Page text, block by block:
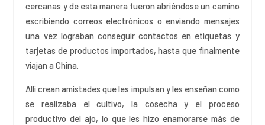
cercanas y de esta manera fueron abriéndose un camino
escribiendo correos electrónicos o enviando mensajes
una vez lograban conseguir contactos en etiquetas y
tarjetas de productos importados, hasta que finalmente
viajan a China.
Allí crean amistades que les impulsan y les enseñan como
se realizaba el cultivo, la cosecha y el proceso
productivo del ajo, lo que les hizo enamorarse más de